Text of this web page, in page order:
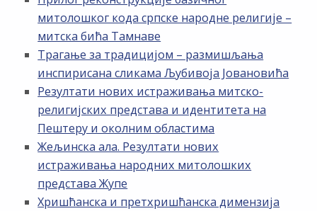
митолошког кода српске народне религије –
митска бића Тамнаве
Трагање за традицијом – размишљања
инспирисана сликама Љубивоја Јовановића
Резултати нових истраживања митско-
религијских представа и идентитета на
Пештеру и околним областима
Жељинска ала. Резултати нових
истраживања народних митолошких
представа Жупе
Хришћанска и претхришћанска димензија